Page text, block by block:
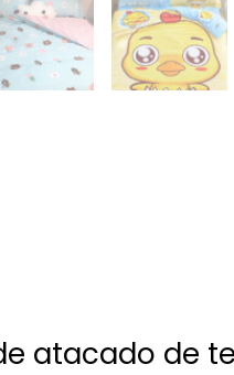
atacado de